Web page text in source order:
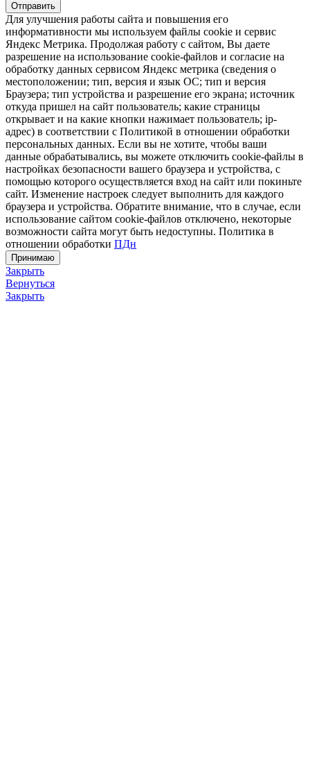
Отправить
Для улучшения работы сайта и повышения его
информативности мы используем файлы cookie и сервис
Яндекс Метрика. Продолжая работу с сайтом, Вы даете
разрешение на использование cookie-файлов и согласие на
обработку данных сервисом Яндекс метрика (сведения о
местоположении; тип, версия и язык ОС; тип и версия
Браузера; тип устройства и разрешение его экрана; источник
откуда пришел на сайт пользователь; какие страницы
открывает и на какие кнопки нажимает пользователь; ip-
адрес) в соответствии с Политикой в отношении обработки
персональных данных. Если вы не хотите, чтобы ваши
данные обрабатывались, вы можете отключить cookie-файлы в
настройках безопасности вашего браузера и устройства, с
помощью которого осуществляется вход на сайт или покиньте
сайт. Изменение настроек следует выполнить для каждого
браузера и устройства. Обратите внимание, что в случае, если
использование сайтом cookie-файлов отключено, некоторые
возможности сайта могут быть недоступны. Политика в
отношении обработки ПДн
Принимаю
Закрыть
Вернуться
Закрыть